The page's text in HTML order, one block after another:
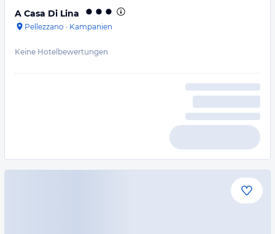
A Casa Di Lina
Pellezzano · Kampanien
Keine Hotelbewertungen